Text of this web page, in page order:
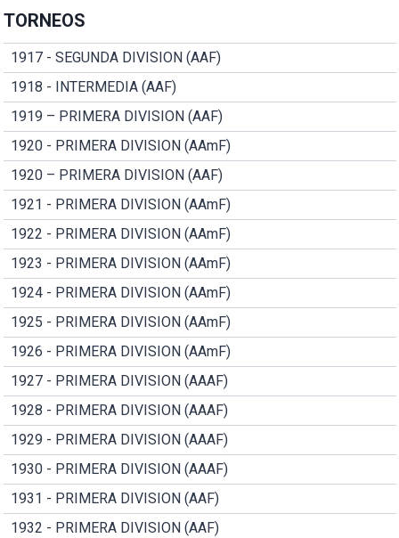
TORNEOS
1917 - SEGUNDA DIVISION (AAF)
1918 - INTERMEDIA (AAF)
1919 – PRIMERA DIVISION (AAF)
1920 - PRIMERA DIVISION (AAmF)
1920 – PRIMERA DIVISION (AAF)
1921 - PRIMERA DIVISION (AAmF)
1922 - PRIMERA DIVISION (AAmF)
1923 - PRIMERA DIVISION (AAmF)
1924 - PRIMERA DIVISION (AAmF)
1925 - PRIMERA DIVISION (AAmF)
1926 - PRIMERA DIVISION (AAmF)
1927 - PRIMERA DIVISION (AAAF)
1928 - PRIMERA DIVISION (AAAF)
1929 - PRIMERA DIVISION (AAAF)
1930 - PRIMERA DIVISION (AAAF)
1931 - PRIMERA DIVISION (AAF)
1932 - PRIMERA DIVISION (AAF)